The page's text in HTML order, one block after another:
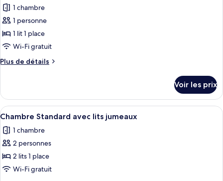
les
photos
pour
ce
type
de
Chambre
Simple
1 chambre
1 personne
1 lit 1 place
Wi-Fi gratuit
Plus de détails
Plus
le
type
de
Chambre
Simple
Voir les prix
Afficher
toutes
les
photos
pour
ce
Une chambre d’hôtel avec un lit, un
5
Chambre Standard avec lits jumeaux
1 chambre
2 personnes
2 lits 1 place
Wi-Fi gratuit